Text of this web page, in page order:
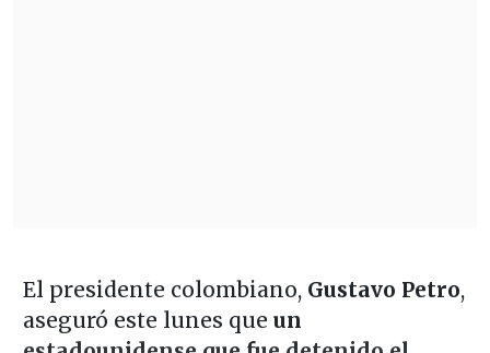
El presidente colombiano, Gustavo Petro,
aseguró este lunes que un